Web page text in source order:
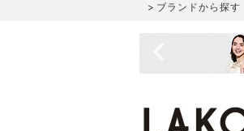
ブランドから探す